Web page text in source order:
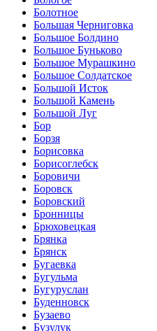
Болотное
Большая Черниговка
Большое Болдино
Большое Буньково
Большое Мурашкино
Большое Солдатское
Большой Исток
Большой Камень
Большой Луг
Бор
Борзя
Борисовка
Борисоглебск
Боровичи
Боровск
Боровский
Бронницы
Брюховецкая
Брянка
Брянск
Бугаевка
Бугульма
Бугуруслан
Буденновск
Бузаево
Бузулук